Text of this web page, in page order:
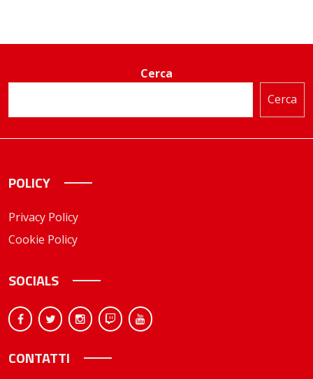
Cerca
Cerca
POLICY
Privacy Policy
Cookie Policy
SOCIALS
CONTATTI